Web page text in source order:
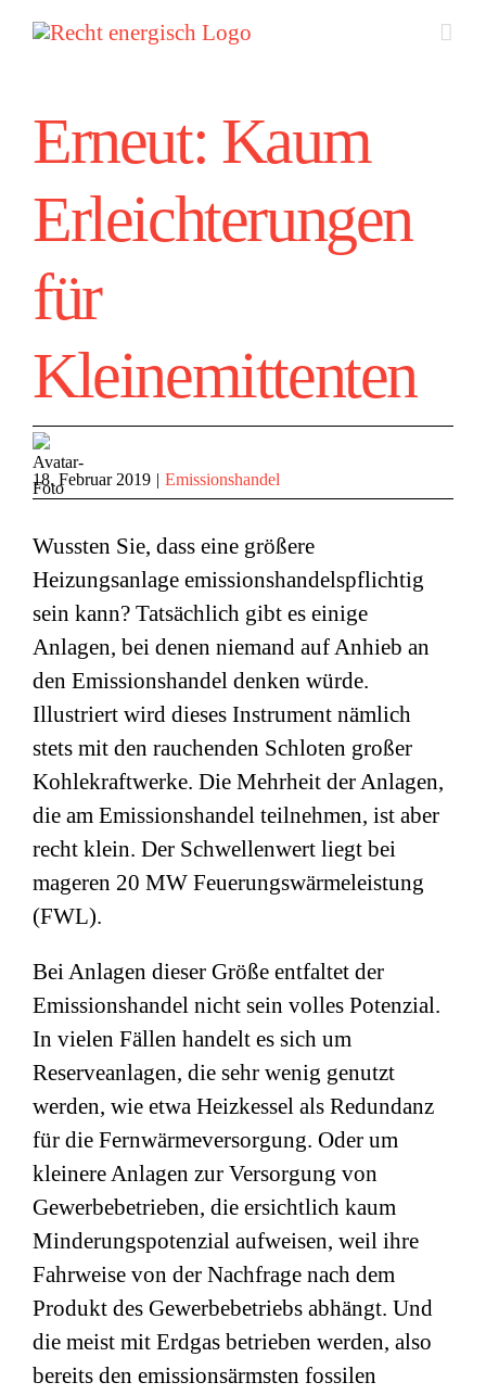
Zum
Inhalt
Erneut: Kaum
Erleichterungen
für
Kleinemittenten
18. Februar 2019 | Emissionshandel
Wussten Sie, dass eine größere
Heizungsanlage emissionshandelspflichtig
sein kann? Tatsächlich gibt es einige
Anlagen, bei denen niemand auf Anhieb an
den Emissionshandel denken würde.
Illustriert wird dieses Instrument nämlich
stets mit den rauchenden Schloten großer
Kohlekraftwerke. Die Mehrheit der Anlagen,
die am Emissionshandel teilnehmen, ist aber
recht klein. Der Schwellenwert liegt bei
mageren 20 MW Feuerungswärmeleistung
(FWL).
Bei Anlagen dieser Größe entfaltet der
Emissionshandel nicht sein volles Potenzial.
In vielen Fällen handelt es sich um
Reserveanlagen, die sehr wenig genutzt
werden, wie etwa Heizkessel als Redundanz
für die Fernwärmeversorgung. Oder um
kleinere Anlagen zur Versorgung von
Gewerbebetrieben, die ersichtlich kaum
Minderungspotenzial aufweisen, weil ihre
Fahrweise von der Nachfrage nach dem
Produkt des Gewerbebetriebs abhängt. Und
die meist mit Erdgas betrieben werden, also
bereits den emissionsärmsten fossilen